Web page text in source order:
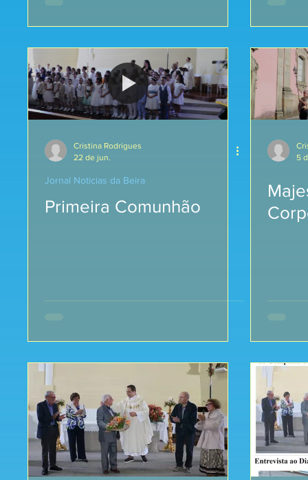
Cristina Rodrigues
22 de jun.
Jornal Noticias da Beira
Primeira Comunhão
5